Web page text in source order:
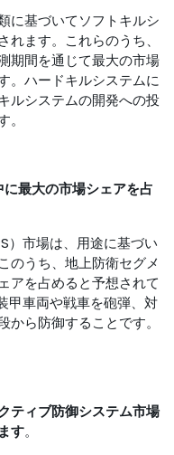
に基づいてソフトキルシ
ます。これらのうち、
期間を通じて最大の市場
。ハードキルシステムに
ルシステムの開発への投
。
最大の市場シェアを占
）市場は、用途に基づい
のうち、地上防衛セグメ
アを占めると予想されて
甲車両や戦車を砲弾、対
ら防御することです。
ティブ防御システム市場
す。